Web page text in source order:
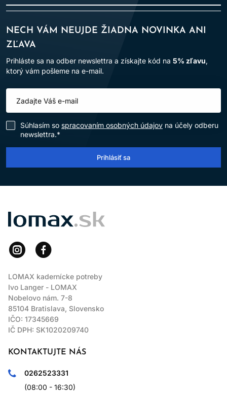
NECH VÁM NEUJDE ŽIADNA NOVINKA ANI
ZĽAVA
Prihláste sa na odber newslettra a získajte kód na 5% zľavu,
ktorý vám pošleme na e-mail.
Súhlasím so spracovaním osobných údajov na účely odberu
newslettra.*
Prihlásiť sa
LOMAX
LOMAX kadernícke potreby
Ivo Langer - LOMAX
Nobelovo nám. 7-8
85104 Bratislava, Slovensko
IČO: 17345669
IČ DPH: SK1020209740
KONTAKTUJTE NÁS
0262523331
(08:00 - 16:30)